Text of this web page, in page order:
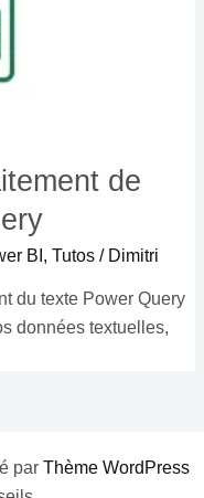
de
BI ,Tutos / Dimitri
du texte Power Query
données textuelles,
par Thème WordPress